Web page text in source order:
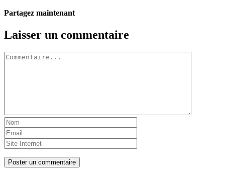
Partagez maintenant
Facebook
Twitter
LinkedIn
Tumblr
Pinterest
Email
Laisser un commentaire
Commentaire